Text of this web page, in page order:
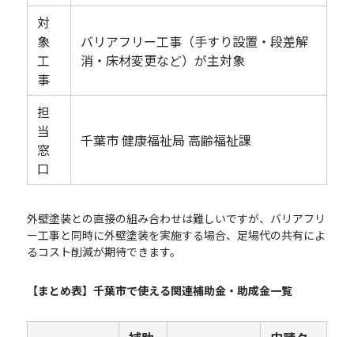
対
象
工
事
バリアフリー工事（手すり設置・段差解
消・床材変更など）が主対象
担
当
窓
口
千葉市 健康福祉局 高齢福祉課
外壁塗装との直接の組み合わせは難しいですが、バリアフリ
ー工事と同時に外壁塗装を実施する場合、足場代の共有によ
るコスト削減が期待できます。
【まとめ表】千葉市で使える関連補助金・助成金一覧